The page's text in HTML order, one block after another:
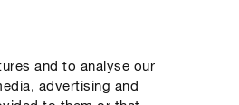
and to analyse our
advertising and